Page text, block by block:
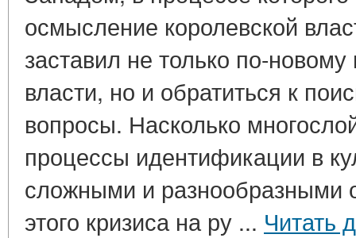
осмысление королевской
заставил не только по-
власти, но и обратиться к
вопросы. Насколько
процессы идентификации в
сложными и разнообразными
этого кризиса на ру ... Читать